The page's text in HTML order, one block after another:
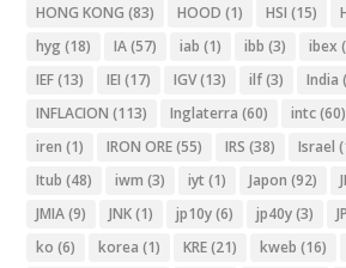
HONG KONG (83) HOOD (1) HSI (15)
hyg (18) IA(57) iab (1) ibb (3) ibex
IEF(13) IEI (17) IGV(13) ilf(3) India
INFLACION (113) Inglaterra (60) intc(60)
iren (1) IRON ORE(55) IRS (38) Israel
Itub (48) iwm (3) iyt (1) Japon (92)
JMIA(9) JNK(1) jp10y(6) jp40y(3)
ko (6) korea (1) KRE(21) kweb (16)